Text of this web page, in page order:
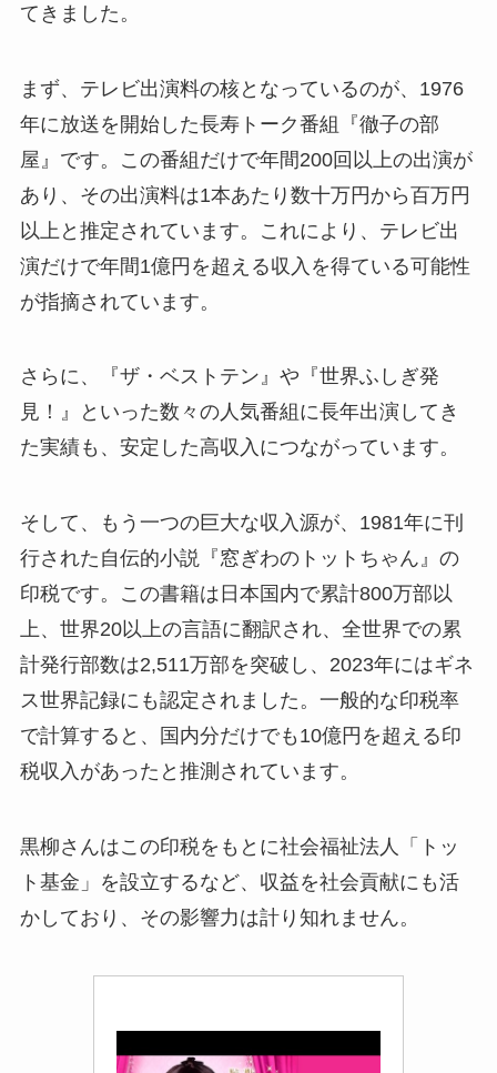
てきました。
まず、テレビ出演料の核となっているのが、1976
年に放送を開始した長寿トーク番組『徹子の部
屋』です。この番組だけで年間200回以上の出演が
あり、その出演料は1本あたり数十万円から百万円
以上と推定されています。これにより、テレビ出
演だけで年間1億円を超える収入を得ている可能性
が指摘されています。
さらに、『ザ・ベストテン』や『世界ふしぎ発
見！』といった数々の人気番組に長年出演してき
た実績も、安定した高収入につながっています。
そして、もう一つの巨大な収入源が、1981年に刊
行された自伝的小説『窓ぎわのトットちゃん』の
印税です。この書籍は日本国内で累計800万部以
上、世界20以上の言語に翻訳され、全世界での累
計発行部数は2,511万部を突破し、2023年にはギネ
ス世界記録にも認定されました。一般的な印税率
で計算すると、国内分だけでも10億円を超える印
税収入があったと推測されています。
黒柳さんはこの印税をもとに社会福祉法人「トッ
ト基金」を設立するなど、収益を社会貢献にも活
かしており、その影響力は計り知れません。